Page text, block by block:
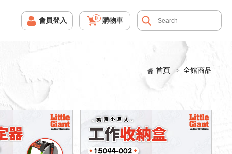
會員登入 0 購物車
首頁 > 全館商品